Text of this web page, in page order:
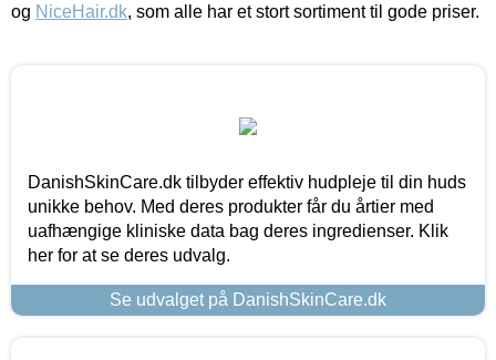
og NiceHair.dk, som alle har et stort sortiment til gode priser.
DanishSkinCare.dk tilbyder effektiv hudpleje til din huds
unikke behov. Med deres produkter får du årtier med
uafhængige kliniske data bag deres ingredienser. Klik
her for at se deres udvalg.
Se udvalget på DanishSkinCare.dk